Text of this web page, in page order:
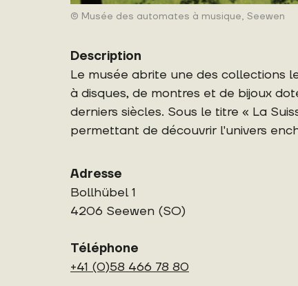
© Musée des automates à musique, Seewen
Description
Le musée abrite une des collections
à disques, de montres et de bijoux
derniers siècles. Sous le titre « La
permettant de découvrir l'univers
Adresse
Bollhübel 1
4206 Seewen (SO)
Téléphone
+41 (0)58 466 78 80